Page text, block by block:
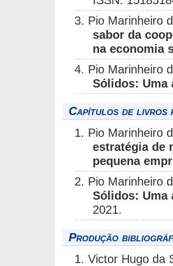
3. Pio Marinheiro
sabor da
na economia
4. Pio Marinheiro
Sólidos: Uma
Capítulos de livros
1. Pio Marinheiro
estratégia de
pequena
2. Pio Marinheiro
Sólidos: Uma
2021.
Produção
1. Victor Hugo da